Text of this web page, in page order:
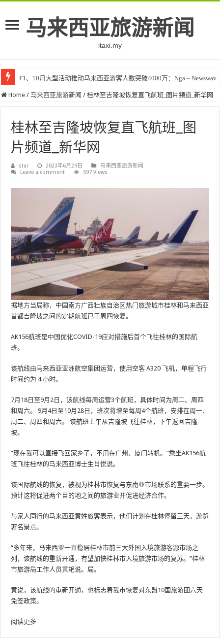
马来西亚旅游新闻
itaxi.my
F1、10月大型活动推动马来西亚游客人数突破4000万：Nga – Newswav
Home / 马来西亚旅游新闻 / 桂林至吉隆坡恢复直飞航班_图片频道_新华网
桂林至吉隆坡恢复直飞航班_图
片频道_新华网
star 2023年6月29日
马来西亚旅游新闻
Leave a comment
597 Views
据地方当局称，中国南方广西壮族自治区热门旅游城市桂林和马来西亚
首都吉隆坡之间的定期航班已于周四恢复。
AK156航班是中国优化COVID-19应对措施后首个飞往桂林的国际航
班。
该航线由马来西亚亚洲航空集团运营，使用空客 A320 飞机，单程飞行
时间约为 4 小时。
7月18日至9月2日，该航线每周运营3个航班，具体时间为周二、周四
和周六。 9月4日至10月28日，班次将增至每周4个航班，安排在周一、
周二、周四和周六。 该航班上午从吉隆坡飞往桂林，下午返回吉隆
坡。
“现在我可以直接飞回家乡了，不用在广州、厦门转机。”乘坐AK156航
班飞往桂林的马来西亚博士生肖悦说。
该国际航线的恢复，被视为桂林市恢复与东南亚市场联系的重要一步。
预计这将促进两个目的地之间的旅游业并促进经济合作。
与家人同行的马来西亚黄姓旅客表示，他们计划在桂林停留三天，游览
著名景点。
“多年来，马来西亚一直稳居桂林市前三大外国入境旅游客源市场之
列，该航线的重新开通，有望加快桂林市入境旅游市场的复苏。”桂林
市旅游局工作人员黄艳说。局。
黄说，该航线的重新开通，也标志着我市恢复对东盟10国旅游团六天
免签政策。
阅读更多